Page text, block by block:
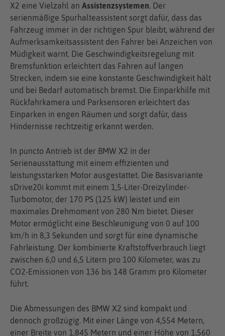
X2 eine Vielzahl an Assistenzsystemen. Der
serienmäßige Spurhalteassistent sorgt dafür, dass das
Fahrzeug immer in der richtigen Spur bleibt, während der
Aufmerksamkeitsassistent den Fahrer bei Anzeichen von
Müdigkeit warnt. Die Geschwindigkeitsregelung mit
Bremsfunktion erleichtert das Fahren auf langen
Strecken, indem sie eine konstante Geschwindigkeit hält
und bei Bedarf automatisch bremst. Die Einparkhilfe mit
Rückfahrkamera und Parksensoren erleichtert das
Einparken in engen Räumen und sorgt dafür, dass
Hindernisse rechtzeitig erkannt werden.
In puncto Antrieb ist der BMW X2 in der
Serienausstattung mit einem effizienten und
leistungsstarken Motor ausgestattet. Die Basisvariante
sDrive20i kommt mit einem 1,5-Liter-Dreizylinder-
Turbomotor, der 170 PS (125 kW) leistet und ein
maximales Drehmoment von 280 Nm bietet. Dieser
Motor ermöglicht eine Beschleunigung von 0 auf 100
km/h in 8,3 Sekunden und sorgt für eine dynamische
Fahrleistung. Der kombinierte Kraftstoffverbrauch liegt
zwischen 6,0 und 6,5 Litern pro 100 Kilometer, was zu
CO2-Emissionen von 136 bis 148 Gramm pro Kilometer
führt.
Die Abmessungen des BMW X2 sind kompakt und
dennoch großzügig. Mit einer Länge von 4,554 Metern,
einer Breite von 1,845 Metern und einer Höhe von 1,560